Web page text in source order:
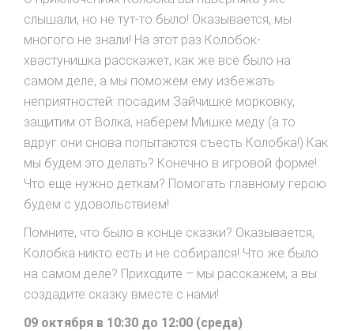
слышали, но не тут-то было! Оказывается, мы
многого не знали! На этот раз Колобок-
хвастунишка расскажет, как же все было на
самом деле, а мы поможем ему избежать
неприятностей: посадим Зайчишке морковку,
защитим от Волка, наберем Мишке меду (а то
вдруг они снова попытаются съесть Колобка!) Как
мы будем это делать? Конечно в игровой форме!
Что еще нужно деткам? Помогать главному герою
будем с удовольствием!
Помните, что было в конце сказки? Оказывается,
Колобка никто есть и не собирался! Что же было
на самом деле? Приходите – мы расскажем, а вы
создадите сказку вместе с нами!
09 октября в 10:30 до 12:00 (среда)